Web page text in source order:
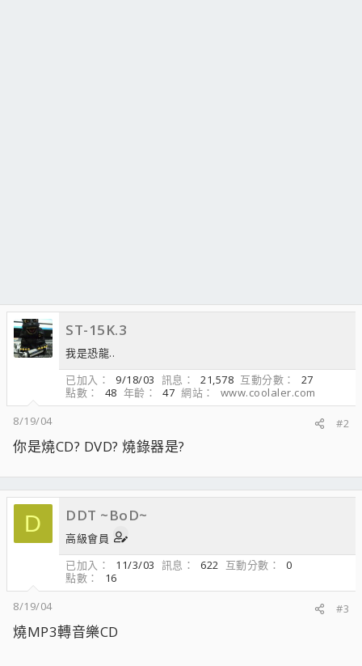
ST-15K.3
我是恐龍..
已加入
9/18/03 訊息 21,578 互動分數
27
點數
48 年齡 47 網站
www.coolaler.com
8/19/04
#2
你是燒CD? DVD? 燒錄器是?
D DDT ~BoD~
高級會員
已加入
11/3/03 訊息 622 互動分數
0
點數
16
8/19/04
#3
燒MP3轉音樂CD